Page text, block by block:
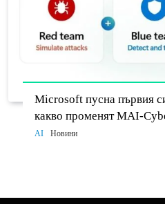
Microsoft пусна първия
какво променят MAI-
Perception
AI Новини